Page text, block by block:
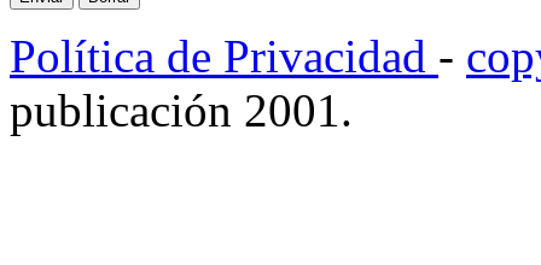
Política de Privacidad -
publicación 2001.